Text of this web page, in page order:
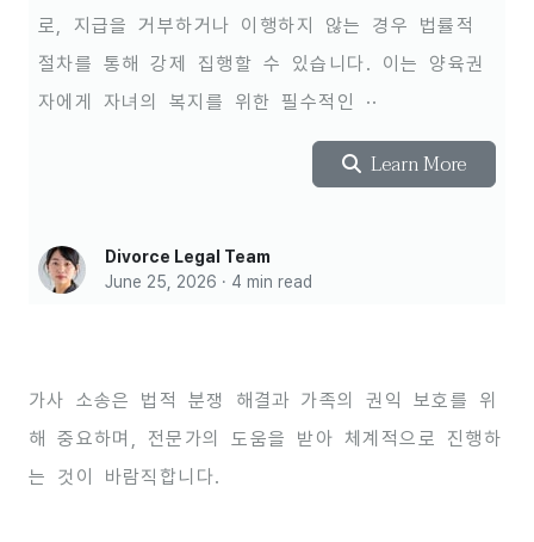
로, 지급을 거부하거나 이행하지 않는 경우 법률적
절차를 통해 강제 집행할 수 있습니다. 이는 양육권
자에게 자녀의 복지를 위한 필수적인 ··
Learn More
Divorce Legal Team
June 25, 2026 · 4 min read
가사 소송은 법적 분쟁 해결과 가족의 권익 보호를 위
해 중요하며, 전문가의 도움을 받아 체계적으로 진행하
는 것이 바람직합니다.